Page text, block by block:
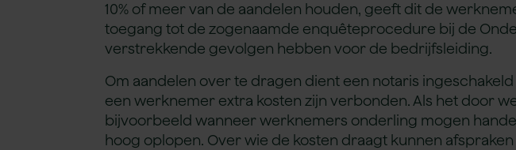
10% of meer van de aandelen houden, geeft dit de
toegang tot de zogenaamde enquêteprocedure bij de
verstrekkende gevolgen hebben voor de bedrijfsleiding.
Om aandelen over te dragen dient een notaris
een werknemer extra kosten zijn verbonden. Als het door
bijvoorbeeld wanneer werknemers onderling mogen
hoog oplopen. Over wie de kosten draagt kunnen